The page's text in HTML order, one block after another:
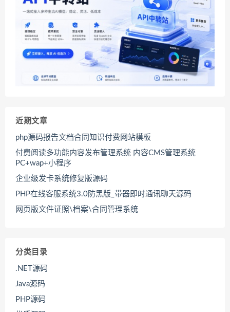
近期文章
php源码报告文档合同知识付费网站模板
付费阅读多功能内容发布管理系统 内容CMS管理系统
PC+wap+小程序
企业级发卡系统修复版源码
PHP在线客服系统3.0防黑版_带器即时通讯聊天源码
网页版文件证照\档案\合同管理系统
分类目录
.NET源码
Java源码
PHP源码